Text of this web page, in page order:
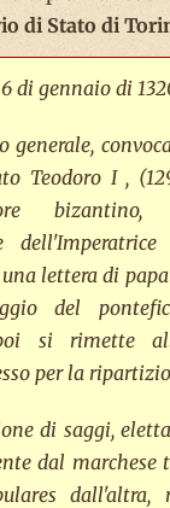
di Stato di
di gennaio di
generale,
Teodoro I ,
lettera di
del
poi si rimette
per la
di saggi,
dal
dall'altra,